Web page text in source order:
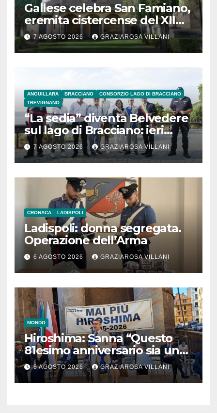
Gallese celebra San Famiano,
eremita cistercense del XII
secolo
7 AGOSTO 2026 GRAZIAROSA VILLANI
ANGUILLARA BRACCIANO
CONSORZIO LAGO DI BRACCIANO
TREVIGNANO
“La sedia” diventa Belvedere
sul lago di Bracciano: ieri
l’inaugurazione
7 AGOSTO 2026 GRAZIAROSA VILLANI
CRONACA LADISPOLI
Ladispoli: donna segregata.
Operazione dell’Arma
6 AGOSTO 2026 GRAZIAROSA VILLANI
MONDO
Hiroshima: Sanna “Questo
81esimo anniversario sia un
monito per tutti”
6 AGOSTO 2026 GRAZIAROSA VILLANI